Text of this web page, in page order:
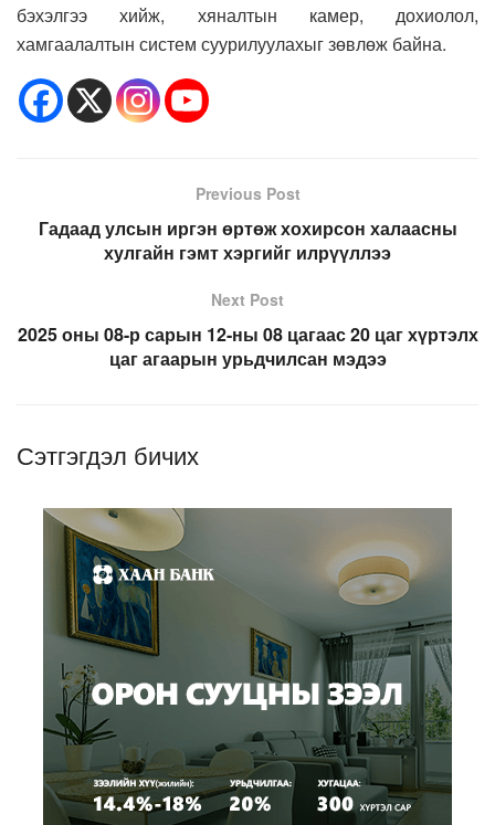
бэхэлгээ хийж, хяналтын камер, дохиолол,
хамгаалалтын систем суурилуулахыг зөвлөж байна.
Previous Post
Гадаад улсын иргэн өртөж хохирсон халаасны
хулгайн гэмт хэргийг илрүүллээ
Next Post
2025 оны 08-р сарын 12-ны 08 цагаас 20 цаг хүртэлх
цаг агаарын урьдчилсан мэдээ
Сэтгэгдэл бичих